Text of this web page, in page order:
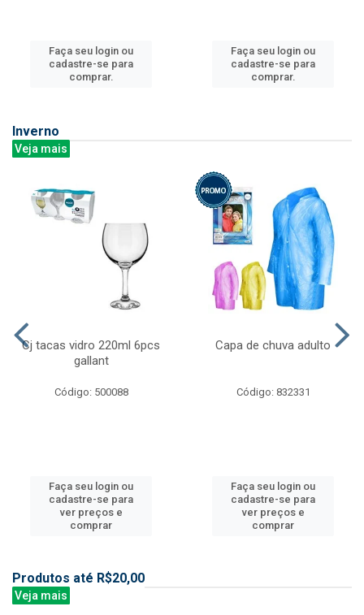
Faça seu login ou
cadastre-se para
comprar.
Faça seu login ou
cadastre-se para
comprar.
Inverno
Veja mais
Cj tacas vidro 220ml 6pcs
gallant
Código: 500088
Faça seu login ou
cadastre-se para
ver preços e
comprar
Capa de chuva adulto
Código: 832331
Faça seu login ou
cadastre-se para
ver preços e
comprar
Produtos até R$20,00
Veja mais